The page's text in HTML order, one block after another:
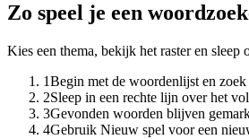
Zo speel je een
Kies een thema, bekijk het raster en
1Begin met de woordenlijst en
2Sleep in een rechte lijn over het
3Gevonden woorden blijven
4Gebruik Nieuw spel voor een